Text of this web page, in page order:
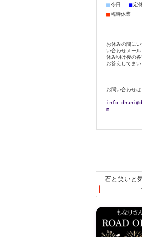
■今日 ■定
■ 臨時休業
お休みの間に
い合わせメール
休み明け後の
お答えしてまい
お問い合わせ
m
石と笑いと